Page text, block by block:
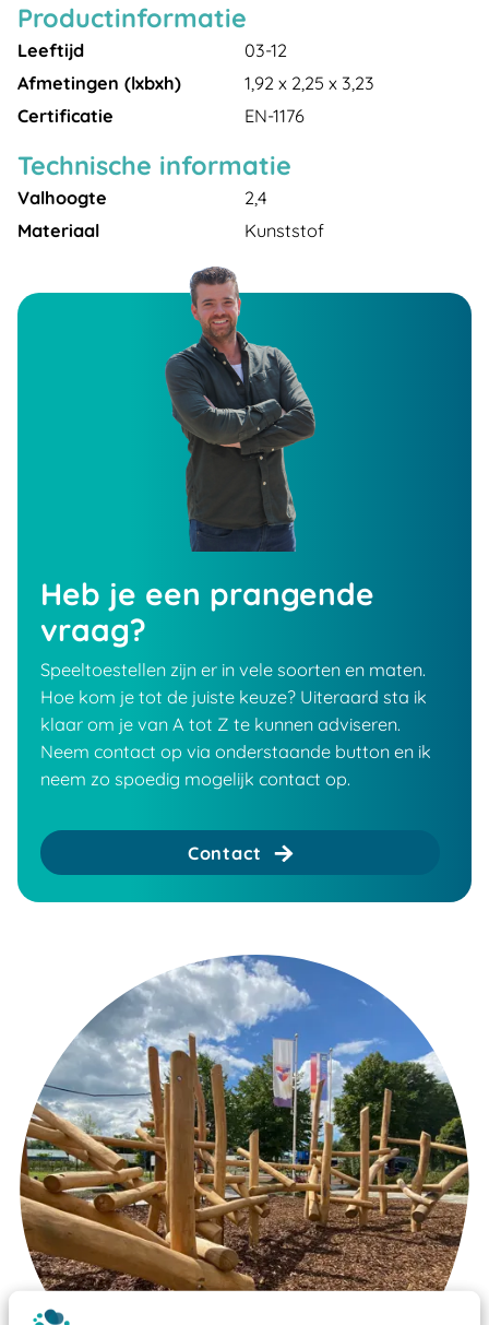
Productinformatie
Leeftijd
03-12
Afmetingen (lxbxh)
1,92 x 2,25 x 3,23
Certificatie
EN-1176
Technische informatie
Valhoogte
2,4
Materiaal
Kunststof
Heb je een prangende
vraag?
Speeltoestellen zijn er in vele soorten en maten.
Hoe kom je tot de juiste keuze? Uiteraard sta ik
klaar om je van A tot Z te kunnen adviseren.
Neem contact op via onderstaande button en ik
neem zo spoedig mogelijk contact op.
Contact